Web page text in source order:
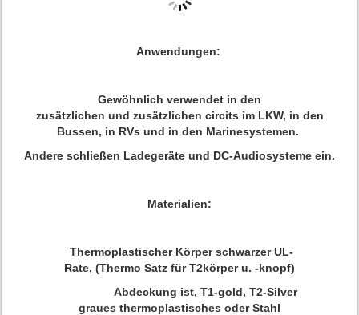
Anwendungen:
Gewöhnlich verwendet in den
zusätzlichen und zusätzlichen circits im LKW, in den
Bussen, in RVs und in den Marinesystemen.
Andere schließen Ladegeräte und DC-Audiosysteme ein.
Materialien:
Thermoplastischer Körper schwarzer UL-
Rate, (Thermo Satz für T2körper u. -knopf)
Abdeckung ist, T1-gold, T2-Silver
graues thermoplastisches oder Stahl